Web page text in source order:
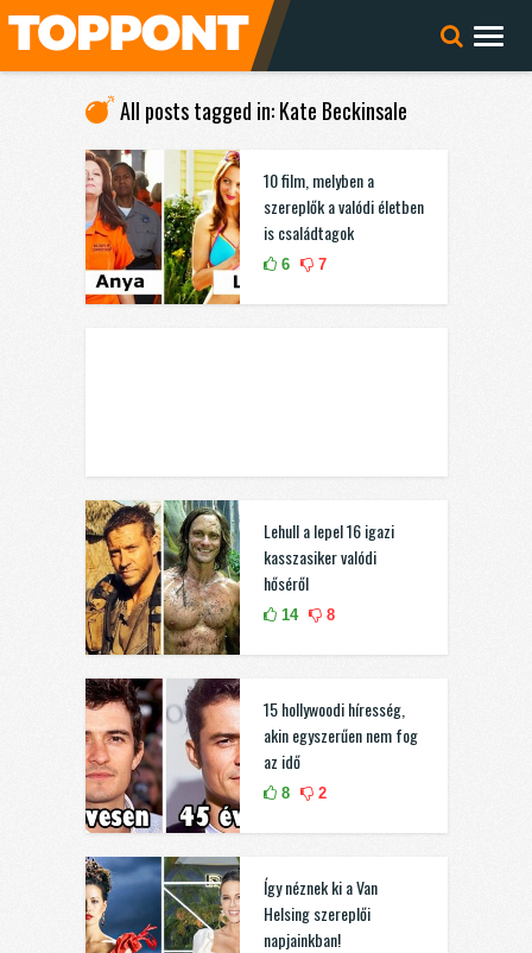
All posts tagged in: Kate Beckinsale
10 film, melyben a
szereplők a valódi életben
is családtagok
6 7
Lehull a lepel 16 igazi
kasszasiker valódi
hőséről
14 8
15 hollywoodi híresség,
akin egyszerűen nem fog
az idő
8 2
Így néznek ki a Van
Helsing szereplői
napjainkban!